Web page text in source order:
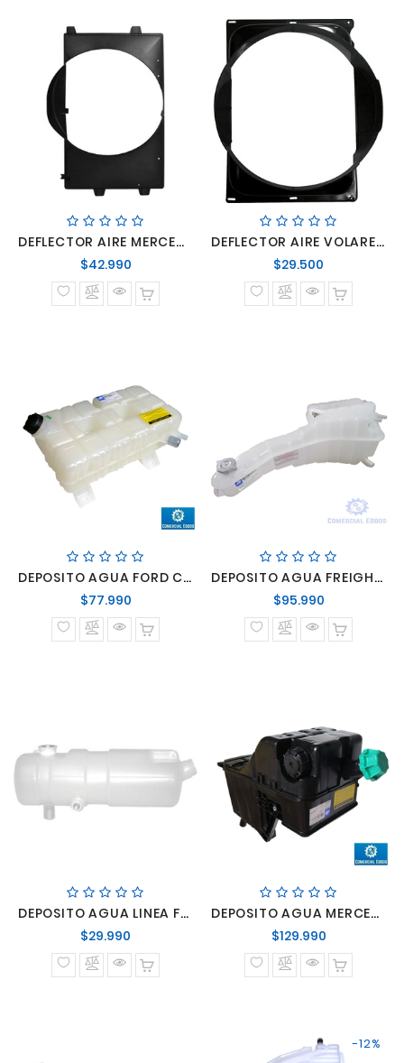
DEFLECTOR AIRE MERCEDES BENZ SPRINTER TODOS
$42.990Precio
normal
DEFLECTOR AIRE VOLARE V5 Y V6
$29.500
normal
DEPOSITO AGUA FORD CARGO ISB 4.5 / ISB 6.7 / ISL 8.9 2012-2016
$77.990Precio
normal
DEPOSITO AGUA FREIGHTLINER M2
$95.990Precio
normal
DEPOSITO AGUA LINEA FORD ANTIGUO 17210-17240-14220 F-12000
$29.990
normal
DEPOSITO AGUA MERCEDES ACTROS AXOR
$129.990Precio
normal
-12%